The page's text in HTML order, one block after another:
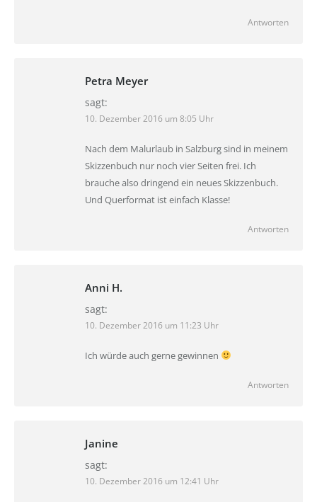
Antworten
Petra Meyer
sagt:
10. Dezember 2016 um 8:05 Uhr
Nach dem Malurlaub in Salzburg sind in meinem
Skizzenbuch nur noch vier Seiten frei. Ich
brauche also dringend ein neues Skizzenbuch.
Und Querformat ist einfach Klasse!
Antworten
Anni H.
sagt:
10. Dezember 2016 um 11:23 Uhr
Ich würde auch gerne gewinnen
Antworten
Janine
sagt:
10. Dezember 2016 um 12:41 Uhr